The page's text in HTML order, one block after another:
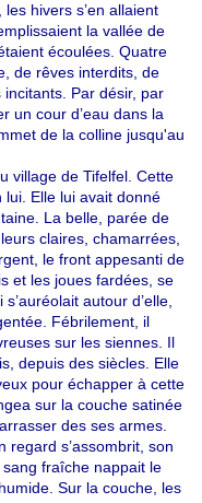
hivers s’en allaient
la vallée de
écoulées. Quatre
de rêves interdits, de
Par désir, par
un cour d’eau dans la
de la colline jusqu'au
village de Tifelfel. Cette
Elle lui avait donné
La belle, parée de
claires, chamarrées,
le front appesanti de
et les joues fardées, se
autour d’elle,
Fébrilement, il
sur les siennes. Il
depuis des siècles. Elle
pour échapper à cette
sur la couche satinée
des ses armes.
regard s’assombrit, son
fraîche nappait le
Sur la couche, les